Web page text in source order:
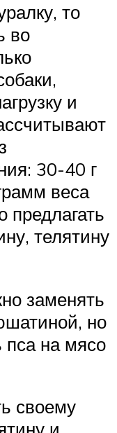
то
во
и
30-40 г
веса
предлагать
телятину
заменять
но
пса на мясо
своему